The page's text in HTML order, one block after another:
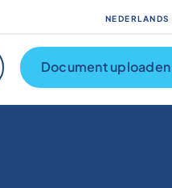
NEDERLANDS
Document uploaden